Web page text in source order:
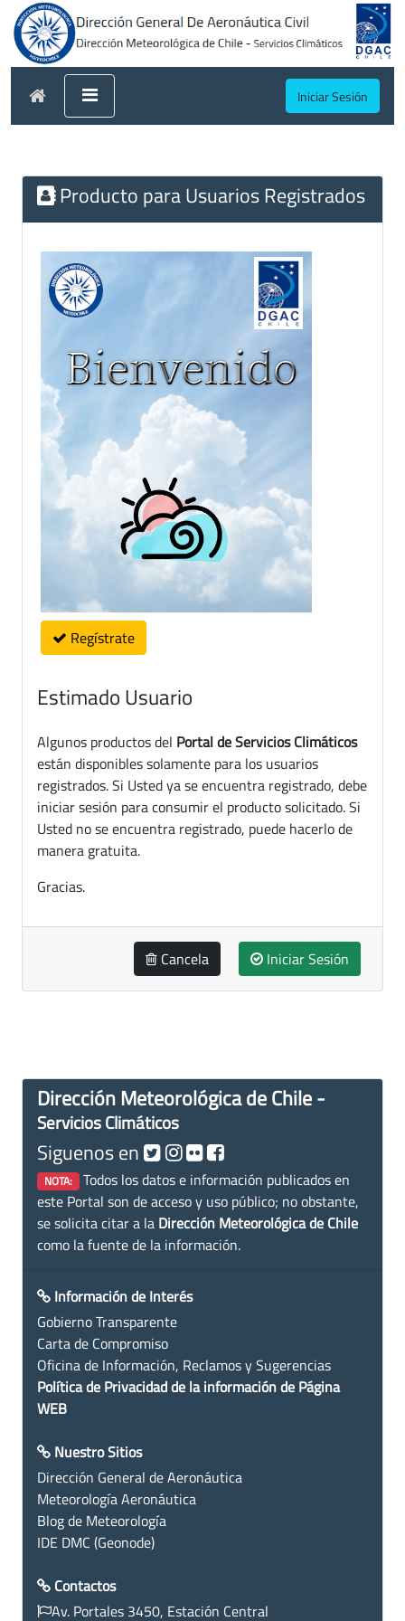
Iniciar Sesión
Producto para Usuarios Registrados
Regístrate
Estimado Usuario
Algunos productos del Portal de Servicios Climáticos
están disponibles solamente para los usuarios
registrados. Si Usted ya se encuentra registrado, debe
iniciar sesión para consumir el producto solicitado. Si
Usted no se encuentra registrado, puede hacerlo de
manera gratuita.
Gracias.
Cancela Iniciar Sesión
Dirección Meteorológica de Chile -
Servicios Climáticos
Siguenos en
NOTA: Todos los datos e información publicados en
este Portal son de acceso y uso público; no obstante,
se solicita citar a la Dirección Meteorológica de Chile
como la fuente de la información.
Información de Interés
Gobierno Transparente
Carta de Compromiso
Oficina de Información, Reclamos y Sugerencias
Política de Privacidad de la información de Página
WEB
Nuestro Sitios
Dirección General de Aeronáutica
Meteorología Aeronáutica
Blog de Meteorología
IDE DMC (Geonode)
Contactos
Av. Portales 3450, Estación Central